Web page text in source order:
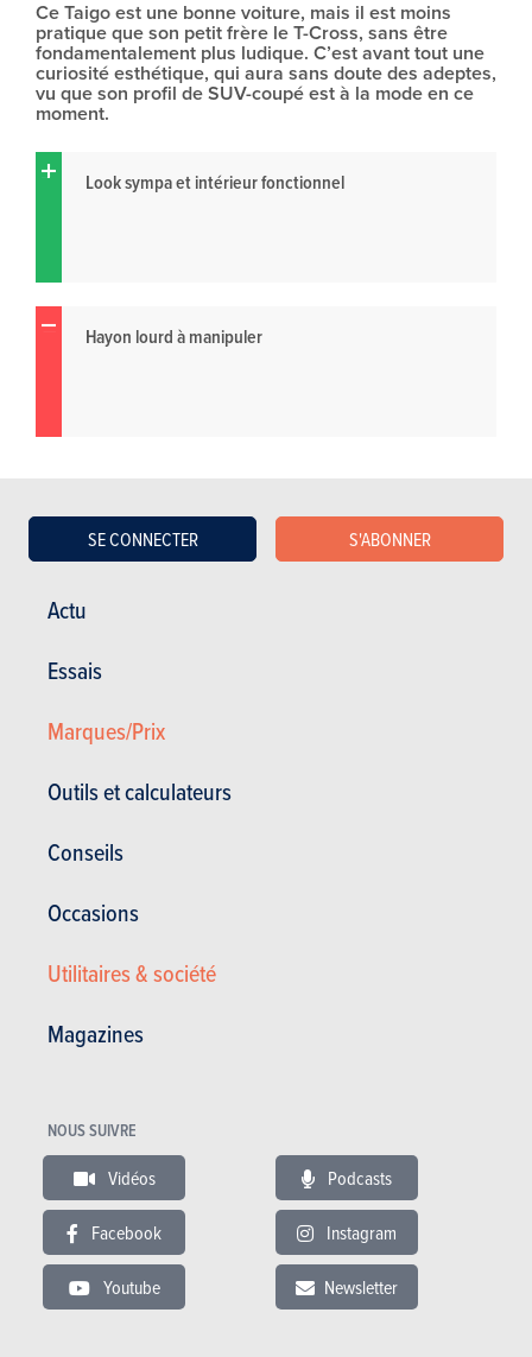
Actu
Essais
Marques/Prix
Outils et calculateurs
Conseils
Occasions
Utilitaires & société
Magazines
SE CONNECTER S'ABONNER
NOUS SUIVRE
Vidéos Podcasts
Facebook Instagram
Youtube Newsletter
Ce Taigo est une bonne voiture, mais il est moins
pratique que son petit frère le T-Cross, sans être
fondamentalement plus ludique. C’est avant tout une
curiosité esthétique, qui aura sans doute des adeptes,
vu que son profil de SUV-coupé est à la mode en ce
moment.
Look sympa et intérieur fonctionnel
Hayon lourd à manipuler
Volkswagen
ESSENCE
En savoir plus